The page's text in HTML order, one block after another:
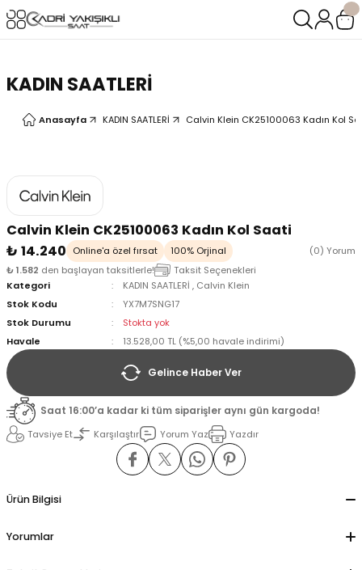
KADIN SAATLERİ
Anasayfa KADIN SAATLERİ Calvin Klein CK25100063 Kadın Kol
Calvin Klein CK25100063 Kadın Kol Saati
₺ 14.240
Online'a özel fırsat 100% Orjinal
(0) Yorum
₺ 1.582 den başlayan taksitlerle!
Taksit Seçenekleri
Kategori
KADIN SAATLERİ , Calvin Klein
Stok Kodu
YX7M7SNG17
Stok Durumu
Stokta yok
Havale
13.528,00 TL (%5,00 havale indirimi)
Gelince Haber Ver
Saat 16:00’a kadar ki tüm siparişler aynı gün kargoda!
Tavsiye Et
Karşılaştır Yorum Yaz Yazdır
Ürün Bilgisi
Yorumlar
Geri Dön
Geri Dön